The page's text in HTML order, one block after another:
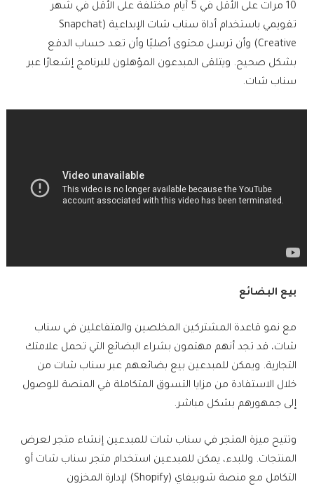
10 مرات على الأقل في 5 أيام مختلفة على الأقل في شهر
تقويمي باستخدام أداة سناب شات الإبداعية (Snapchat
Creative) وأن ترسل محتوى أصليًا وأن تعد حساب الدفع
بشكل صحيح. ويتلقى المبدعون المؤهلون للبرنامج إشعارًا عبر
سناب شات.
بيع البضائع
مع نمو قاعدة المشتركين المخلصين والمتفاعلين في سناب
شات، قد تجد أنهم مهتمون بشراء البضائع التي تحمل علامتك
التجارية. ويمكن للمبدعين بيع بضائعهم عبر سناب شات من
خلال الاستفادة من مزايا التسوق المتكاملة في المنصة للوصول
إلى جمهورهم بشكل مباشر.
وتتيح ميزة المتجر في سناب شات للمبدعين إنشاء متجر لعرض
المنتجات. وللبدء، يمكن للمبدعين استخدام متجر سناب شات أو
التكامل مع منصة شوبيفاي (Shopify) لإدارة المخزون